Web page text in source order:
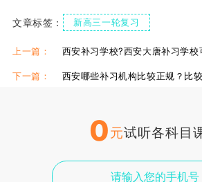
文章标签： 新高三一轮复习
上一篇： 西安补习学校?西安大唐补习学校
下一篇： 西安哪些补习机构比较正规？比
0元试听各科目